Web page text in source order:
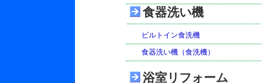
食器洗い機
ビルトイン食洗機
食器洗い機（食洗機）
浴室リフォーム